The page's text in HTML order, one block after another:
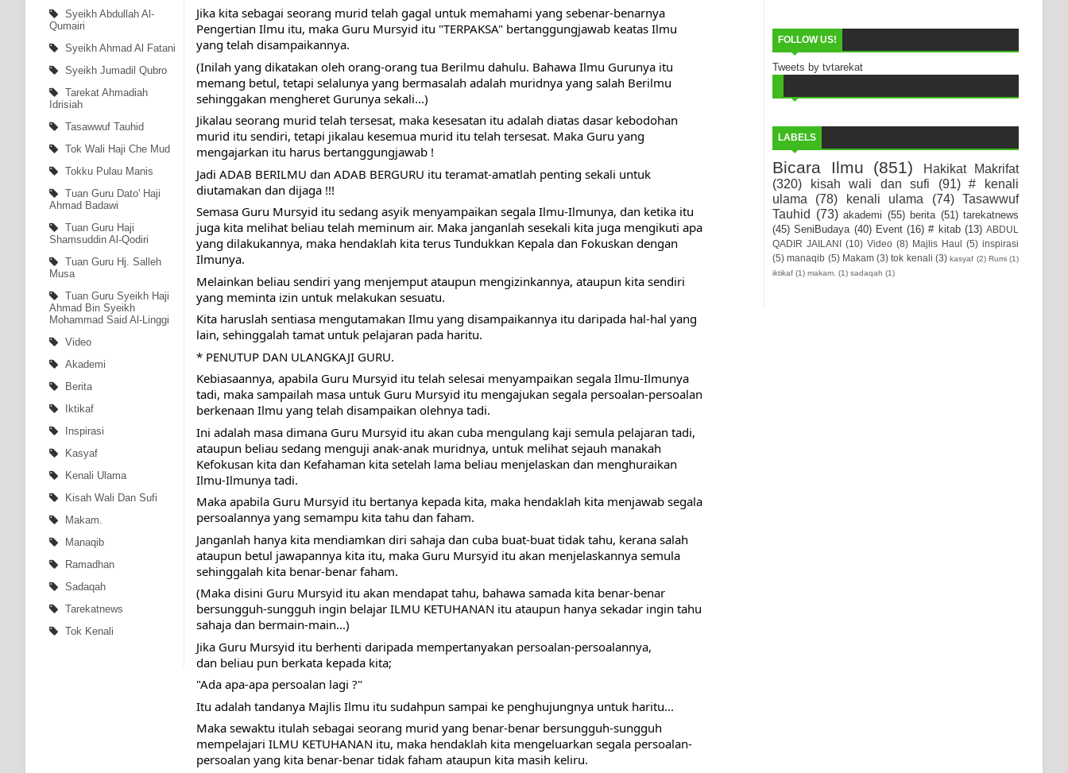
Syeikh Abdullah Al-
Qumairi
Syeikh Ahmad Al Fatani
Syeikh Jumadil Qubro
Tarekat Ahmadiah
Idrisiah
Tasawwuf Tauhid
Tok Wali Haji Che Mud
Tokku Pulau Manis
Tuan Guru Dato' Haji
Ahmad Badawi
Tuan Guru Haji
Shamsuddin Al-Qodiri
Tuan Guru Hj. Salleh
Musa
Tuan Guru Syeikh Haji
Ahmad Bin Syeikh
Mohammad Said Al-Linggi
Video
Akademi
Berita
Iktikaf
Inspirasi
Kasyaf
Kenali Ulama
Kisah Wali Dan Sufi
Makam.
Manaqib
Ramadhan
Sadaqah
Tarekatnews
Tok Kenali
Jika kita sebagai seorang murid telah gagal untuk memahami yang sebenar-benarnya
Pengertian Ilmu itu, maka Guru Mursyid itu "TERPAKSA" bertanggungjawab keatas Ilmu
yang telah disampaikannya.
(Inilah yang dikatakan oleh orang-orang tua Berilmu dahulu. Bahawa Ilmu Gurunya itu
memang betul, tetapi selalunya yang bermasalah adalah muridnya yang salah Berilmu
sehinggakan mengheret Gurunya sekali...)
Jikalau seorang murid telah tersesat, maka kesesatan itu adalah diatas dasar kebodohan
murid itu sendiri, tetapi jikalau kesemua murid itu telah tersesat. Maka Guru yang
mengajarkan itu harus bertanggungjawab !
Jadi ADAB BERILMU dan ADAB BERGURU itu teramat-amatlah penting sekali untuk
diutamakan dan dijaga !!!
Semasa Guru Mursyid itu sedang asyik menyampaikan segala Ilmu-Ilmunya, dan ketika itu
juga kita melihat beliau telah meminum air. Maka janganlah sesekali kita juga mengikuti apa
yang dilakukannya, maka hendaklah kita terus Tundukkan Kepala dan Fokuskan dengan
Ilmunya.
Melainkan beliau sendiri yang menjemput ataupun mengizinkannya, ataupun kita sendiri
yang meminta izin untuk melakukan sesuatu.
Kita haruslah sentiasa mengutamakan Ilmu yang disampaikannya itu daripada hal-hal yang
lain, sehinggalah tamat untuk pelajaran pada haritu.
* PENUTUP DAN ULANGKAJI GURU.
Kebiasaannya, apabila Guru Mursyid itu telah selesai menyampaikan segala Ilmu-Ilmunya
tadi, maka sampailah masa untuk Guru Mursyid itu mengajukan segala persoalan-persoalan
berkenaan Ilmu yang telah disampaikan olehnya tadi.
Ini adalah masa dimana Guru Mursyid itu akan cuba mengulang kaji semula pelajaran tadi,
ataupun beliau sedang menguji anak-anak muridnya, untuk melihat sejauh manakah
Kefokusan kita dan Kefahaman kita setelah lama beliau menjelaskan dan menghuraikan
Ilmu-Ilmunya tadi.
Maka apabila Guru Mursyid itu bertanya kepada kita, maka hendaklah kita menjawab segala
persoalannya yang semampu kita tahu dan faham.
Janganlah hanya kita mendiamkan diri sahaja dan cuba buat-buat tidak tahu, kerana salah
ataupun betul jawapannya kita itu, maka Guru Mursyid itu akan menjelaskannya semula
sehinggalah kita benar-benar faham.
(Maka disini Guru Mursyid itu akan mendapat tahu, bahawa samada kita benar-benar
bersungguh-sungguh ingin belajar ILMU KETUHANAN itu ataupun hanya sekadar ingin tahu
sahaja dan bermain-main...)
Jika Guru Mursyid itu berhenti daripada mempertanyakan persoalan-persoalannya,
dan beliau pun berkata kepada kita;
"Ada apa-apa persoalan lagi ?"
Itu adalah tandanya Majlis Ilmu itu sudahpun sampai ke penghujungnya untuk haritu...
Maka sewaktu itulah sebagai seorang murid yang benar-benar bersungguh-sungguh
mempelajari ILMU KETUHANAN itu, maka hendaklah kita mengeluarkan segala persoalan-
persoalan yang kita benar-benar tidak faham ataupun kita masih keliru.
FOLLOW US!
Tweets by tvtarekat
LABELS
Bicara Ilmu (851)
Hakikat Makrifat
(320)
kisah wali dan sufi (91)
# kenali
ulama
(78) kenali ulama (74)
Tasawwuf
Tauhid (73) akademi (55) berita (51) tarekatnews
(45) SeniBudaya (40) Event (16) # kitab (13) ABDUL
QADIR JAILANI
(10) Video (8) Majlis Haul (5) inspirasi
(5) manaqib (5) Makam (3) tok kenali (3) kasyaf (2) Rumi (1)
iktikaf (1) makam. (1) sadaqah (1)